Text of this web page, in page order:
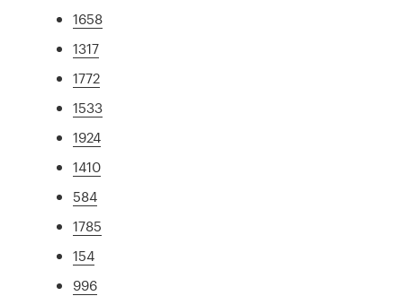
1658
1317
1772
1533
1924
1410
584
1785
154
996